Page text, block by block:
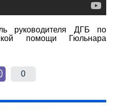
руководителя ДГБ по
помощи Гюльнара
0